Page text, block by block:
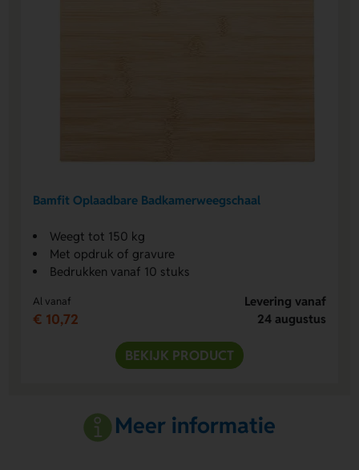
Bamfit Oplaadbare Badkamerweegschaal
Weegt tot 150 kg
Met opdruk of gravure
Bedrukken vanaf 10 stuks
Al vanaf
€ 10,72
Levering vanaf
24 augustus
BEKIJK PRODUCT
Meer informatie